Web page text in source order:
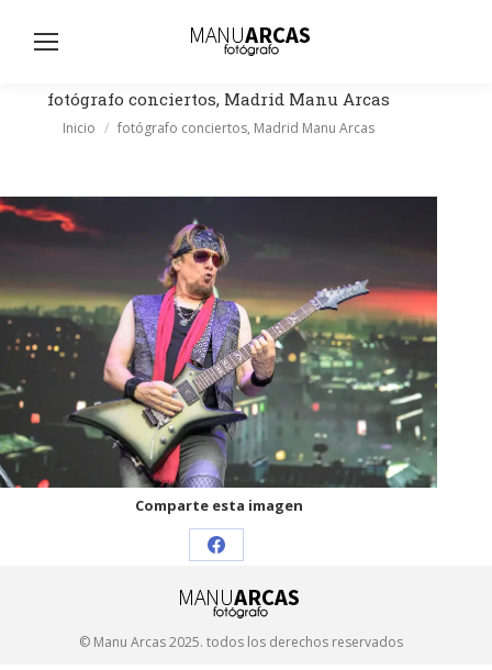
fotógrafo conciertos, Madrid Manu Arcas
Estás aquí:
Inicio fotógrafo conciertos, Madrid Manu Arcas
Comparte esta imagen
Share
on
Facebook
© Manu Arcas 2025. todos los derechos reservados